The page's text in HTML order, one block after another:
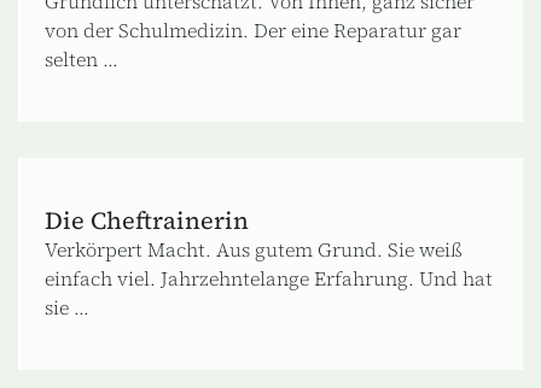
von der Schulmedizin. Der eine Reparatur gar
selten ...
Die Cheftrainerin
Verkörpert Macht. Aus gutem Grund. Sie weiß
einfach viel. Jahrzehntelange Erfahrung. Und hat
sie ...